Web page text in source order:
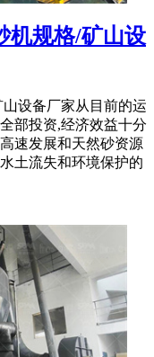
机规格/矿山设
设备厂家从目前的运
部投资,经济效益十分
速发展和天然砂资源
土流失和环境保护的